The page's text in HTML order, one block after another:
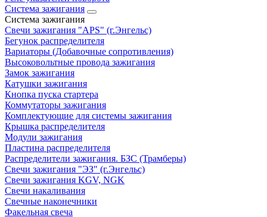
Система зажигания
Система зажигания
Свечи зажигания "APS" (г.Энгельс)
Бегунок распределителя
Вариаторы (Добавочные сопротивления)
Высоковольтные провода зажигания
Замок зажигания
Катушки зажигания
Кнопка пуска стартера
Коммутаторы зажигания
Комплектующие для системы зажигания
Крышка распределителя
Модули зажигания
Пластина распределителя
Распределители зажигания. БЗС (Трамберы)
Свечи зажигания "ЭЗ" (г.Энгельс)
Свечи зажигания KGV, NGK
Свечи накаливания
Свечные наконечники
Факельная свеча